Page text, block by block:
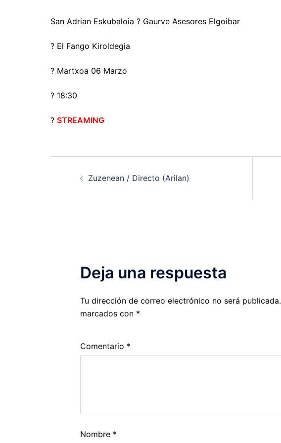
San Adrian Eskubaloia ? Gaurve Asesores Elgoibar
? El Fango Kiroldegia
?️ Martxoa 06 Marzo
? 18:30
? STREAMING
Navegación
Zuzenean / Directo (Arilan)
Deja una respuesta
Tu dirección de correo electrónico no será publicada.
marcados con *
Comentario *
Nombre *